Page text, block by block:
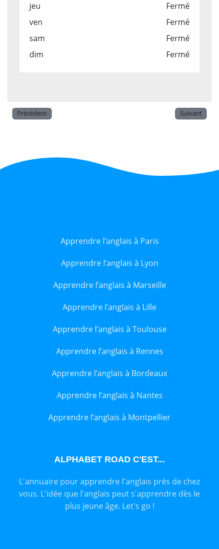
jeu
Fermé
ven
Fermé
sam
Fermé
dim
Fermé
Précédent Suivant
Apprendre l’anglais à Paris
Apprendre l’anglais à Lyon
Apprendre l’anglais à Marseille
Apprendre l’anglais à Lille
Apprendre l’anglais à Toulouse
Apprendre l’anglais à Rennes
Apprendre l’anglais à Bordeaux
Apprendre l’anglais à Nantes
Apprendre l’anglais à Montpellier
ALPHABET ROAD C'EST...
L'annuaire pour apprendre l'anglais près de chez
vous. L'idée que l'anglais peut s'apprendre dès le
plus jeune âge. Let's go !